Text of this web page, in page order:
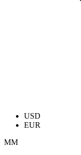
USD
EUR
ММ